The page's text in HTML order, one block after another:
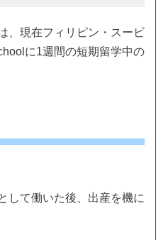
、現在フィリピン・スービ
に1週間の短期留学中の
して働いた後、出産を機に